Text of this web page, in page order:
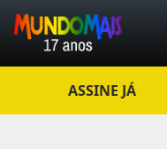
ASSINE JÁ